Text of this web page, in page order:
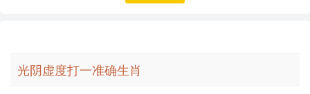
光阴虚度打一准确生肖